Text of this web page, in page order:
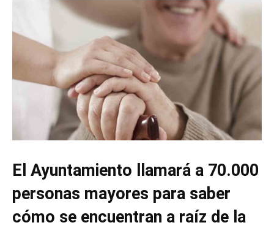
El Ayuntamiento llamará a 70.000
personas mayores para saber
cómo se encuentran a raíz de la